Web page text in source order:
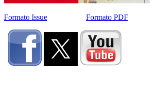
Formato Issue Formato PDF